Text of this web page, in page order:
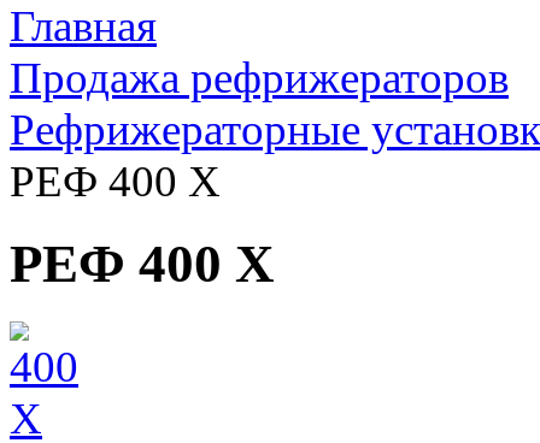
Главная
Продажа рефрижераторов
Рефрижераторные
РЕФ 400 Х
РЕФ 400 Х